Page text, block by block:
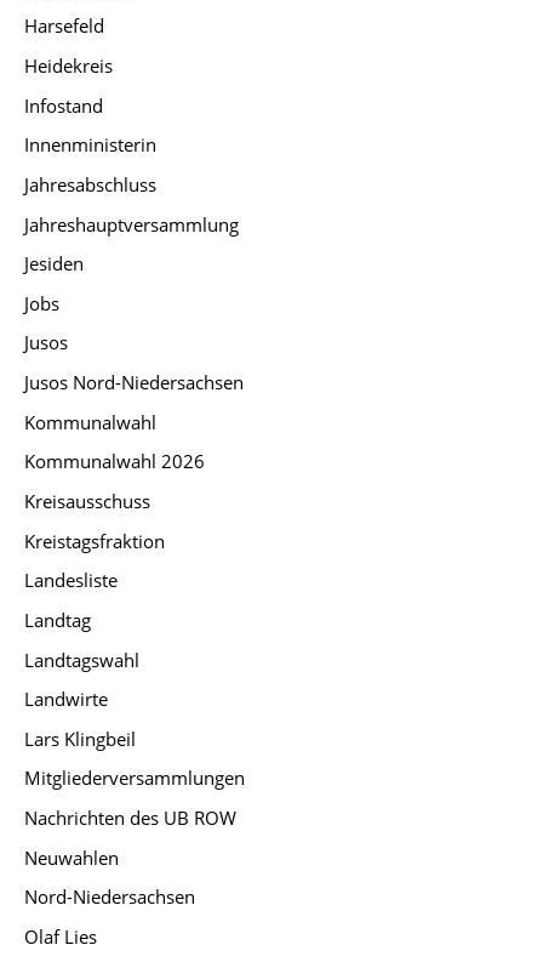
Harsefeld
Heidekreis
Infostand
Innenministerin
Jahresabschluss
Jahreshauptversammlung
Jesiden
Jobs
Jusos
Jusos Nord-Niedersachsen
Kommunalwahl
Kommunalwahl 2026
Kreisausschuss
Kreistagsfraktion
Landesliste
Landtag
Landtagswahl
Landwirte
Lars Klingbeil
Mitgliederversammlungen
Nachrichten des UB ROW
Neuwahlen
Nord-Niedersachsen
Olaf Lies